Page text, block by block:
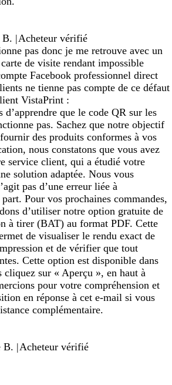
B. |Acheteur vérifié
pas donc je me retrouve avec un
de visite rendant impossible
Facebook professionnel direct
ne tienne pas compte de ce défaut
VistaPrint :
d’apprendre que le code QR sur les
pas. Sachez que notre objectif
des produits conformes à vos
nous constatons que vous avez
service client, qui a étudié votre
solution adaptée. Nous vous
pas d’une erreur liée à
Pour vos prochaines commandes,
d’utiliser notre option gratuite de
à tirer (BAT) au format PDF. Cette
de visualiser le rendu exact de
et de vérifier que tout
Cette option est disponible dans
cliquez sur « Aperçu », en haut à
pour votre compréhension et
en réponse à cet e-mail si vous
complémentaire.
B. |Acheteur vérifié